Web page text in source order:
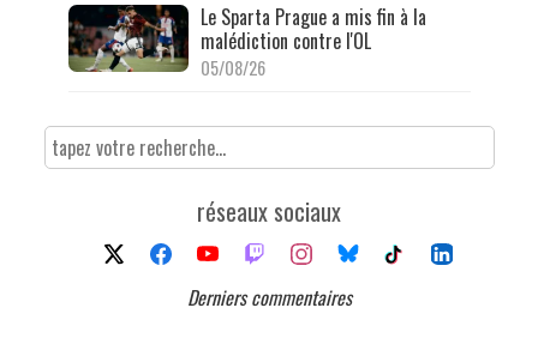
Le Sparta Prague a mis fin à la
malédiction contre l'OL
05/08/26
réseaux sociaux
Derniers commentaires